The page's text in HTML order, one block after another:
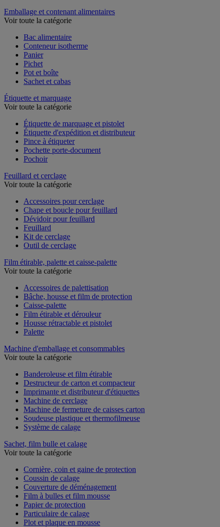
Emballage et contenant alimentaires
Bac alimentaire
Conteneur isotherme
Panier
Pichet
Pot et boîte
Étiquette et marquage
Étiquette de marquage et pistolet
Étiquette d'expédition et distributeur
Pince à étiqueter
Pochette porte-document
Feuillard et cerclage
Accessoires pour cerclage
Chape et boucle pour feuillard
Dévidoir pour feuillard
Feuillard
Kit de cerclage
Film étirable, palette et caisse-palette
Accessoires de palettisation
Bâche, housse et film de protection
Caisse-palette
Film étirable et dérouleur
Housse rétractable et pistolet
Machine d'emballage et consommables
Banderoleuse et film étirable
Destructeur de carton et compacteur
Imprimante et distributeur d'étiquettes
Machine de cerclage
Machine de fermeture de caisses carton
Soudeuse plastique et thermofilmeuse
Sachet, film bulle et calage
Cornière, coin et gaine de protection
Coussin de calage
Couverture de déménagement
Film à bulles et film mousse
Papier de protection
Particulaire de calage